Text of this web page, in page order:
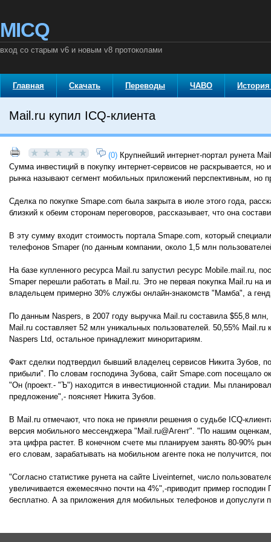
MICQ
вход со старым v6 и новым v8 протоколами
Главная Скачать Переводы ЧАВО
Mail.ru купил ICQ-клиента
(0) Крупнейший интернет-портал рунета
Сумма инвестиций в покупку интернет-сервисов не раскрывается,
рынка называют сегмент мобильных приложений перспективным, но
Сделка по покупке Smape.com была закрыта в июле этого года,
близкий к обеим сторонам переговоров, рассказывает, что она
В эту сумму входит стоимость портала Smape.com, который
телефонов Smaper (по данным компании, около 1,5 млн
На базе купленного ресурса Mail.ru запустил ресурс Mobile.mail.ru,
Smaper перешли работать в Mail.ru. Это не первая покупка Mail.ru
владельцем примерно 30% службы онлайн-знакомств "Мамба", а
По данным Naspers, в 2007 году выручка Mail.ru составила $55,8
Mail.ru составляет 52 млн уникальных пользователей. 50,55%
Naspers Ltd, остальное принадлежит миноритариям.
Факт сделки подтвердил бывший владелец сервисов Никита Зубов,
прибыли". По словам господина Зубова, сайт Smape.com посещало
"Он (проект.- "Ъ") находится в инвестиционной стадии. Мы
предложение",- поясняет Никита Зубов.
В Mail.ru отмечают, что пока не приняли решения о судьбе ICQ-
версия мобильного мессенджера "Mail.ru@Агент". "По нашим
эта цифра растет. В конечном счете мы планируем занять 80-90%
его словам, зарабатывать на мобильном агенте пока не получится,
"Согласно статистике рунета на сайте Liveinternet, число
увеличивается ежемесячно почти на 4%",-приводит пример
бесплатно. А за приложения для мобильных телефонов и допуслуги